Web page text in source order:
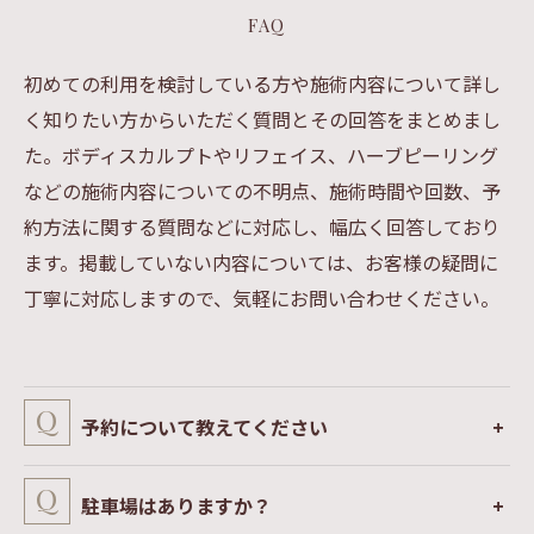
FAQ
初めての利用を検討している方や施術内容について詳し
く知りたい方からいただく質問とその回答をまとめまし
た。ボディスカルプトやリフェイス、ハーブピーリング
などの施術内容についての不明点、施術時間や回数、予
約方法に関する質問などに対応し、幅広く回答しており
ます。掲載していない内容については、お客様の疑問に
丁寧に対応しますので、気軽にお問い合わせください。
予約について教えてください
駐車場はありますか？